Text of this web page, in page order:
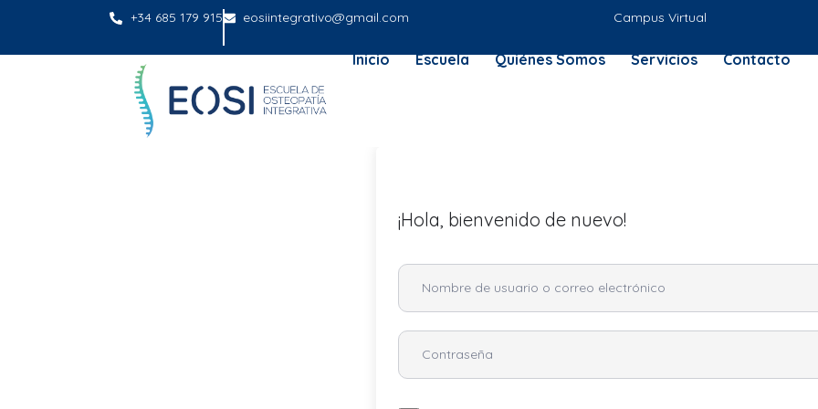
+34 685 179 915 eosiintegrativo@gmail.com Campus Virtual
Inicio Escuela Quiénes Somos Servicios Contacto
¡Hola, bienvenido de nuevo!